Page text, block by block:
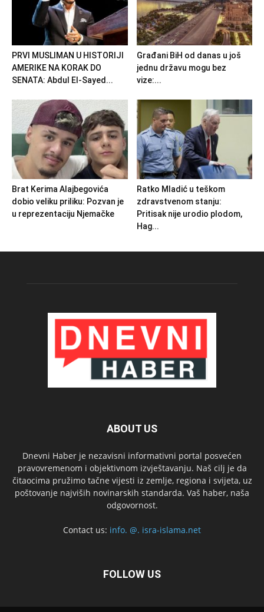
PRVI MUSLIMAN U HISTORIJI
AMERIKE NA KORAK DO
SENATA: Abdul El-Sayed...
Građani BiH od danas u još
jednu državu mogu bez
vize:...
Brat Kerima Alajbegovića
dobio veliku priliku: Pozvan je
u reprezentaciju Njemačke
Ratko Mladić u teškom
zdravstvenom stanju:
Pritisak nije urodio plodom,
Hag...
ABOUT US
Dnevni Haber je nezavisni informativni portal posvećen
pravovremenom i objektivnom izvještavanju. Naš cilj je da
čitaocima pružimo tačne vijesti iz zemlje, regiona i svijeta, uz
poštovanje najviših novinarskih standarda. Vaš haber, naša
odgovornost.
Contact us: info. @. isra-islama.net
FOLLOW US